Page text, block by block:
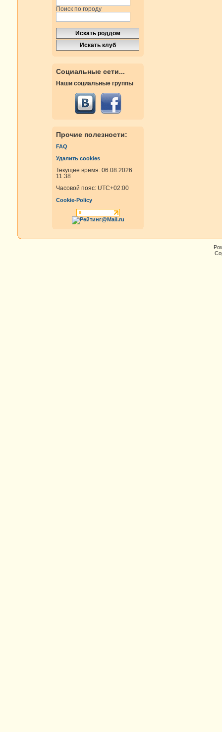
Поиск по городу
Социальные сети...
Наши социальные группы
Прочие полезности:
FAQ
Удалить cookies
Текущее время: 06.08.2026
11:38
Часовой пояс: UTC+02:00
Cookie-Policy